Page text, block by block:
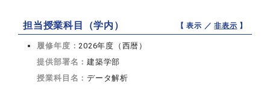
担当授業科目（学内） 【 表示 ／非表示 】
履修年度：2026年度（西暦）
提供部署名：建築学部
授業科目名：データ解析